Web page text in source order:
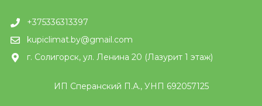
+375336313397
kupiclimat.by@gmail.com
г. Солигорск, ул. Ленина 20 (Лазурит 1 этаж)
ИП Сперанский П.А., УНП 692057125